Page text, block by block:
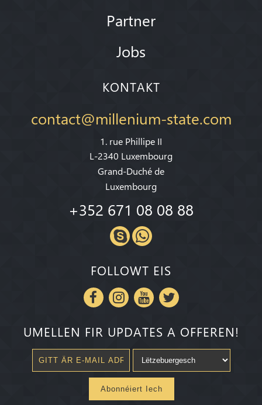
Partner
Jobs
KONTAKT
contact@millenium-state.com
1. rue Phillipe II
L-2340 Luxembourg
Grand-Duché de
Luxembourg
+352 671 08 08 88
FOLLOWT EIS
UMELLEN FIR UPDATES A OFFEREN!
Abonnéiert Iech